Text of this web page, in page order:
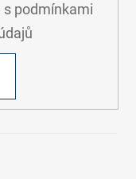
s podmínkami